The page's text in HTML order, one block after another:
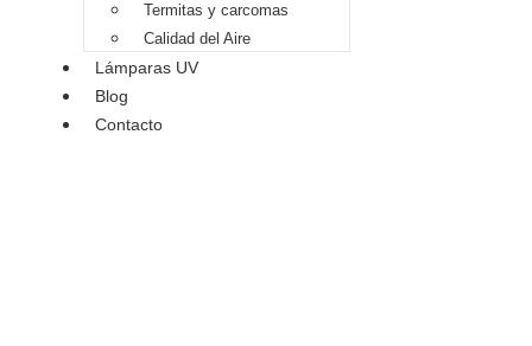
Termitas y carcomas
Calidad del Aire
Lámparas UV
Blog
Contacto